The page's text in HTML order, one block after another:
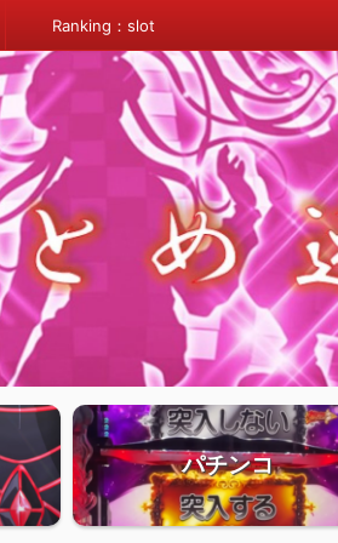
Ranking：slot
パチンコ